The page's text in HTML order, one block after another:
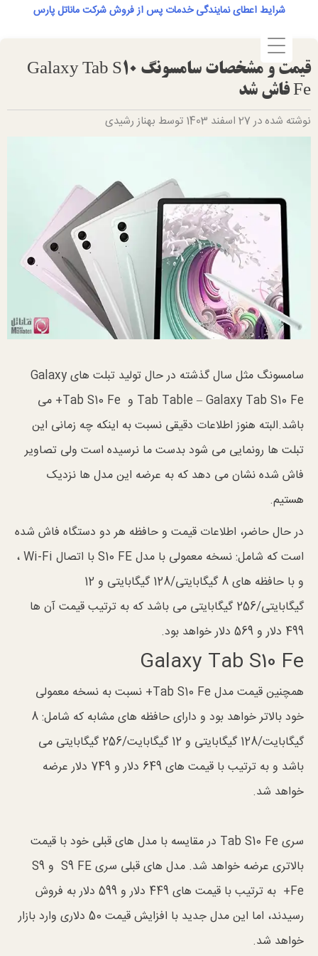
content
شرایط اعطای نمایندگی خدمات پس از فروش شرکت ماناتل پارس
قیمت و مشخصات سامسونگ Galaxy Tab S10
Fe فاش شد
نوشته شده در 27 اسفند 1403 توسط بهناز رشیدی
سامسونگ مثل سال گذشته در حال تولید تبلت های Galaxy
Tab Table – Galaxy Tab S10 Fe و Tab S10 Fe+ می
باشد.البته هنوز اطلاعات دقیقی نسبت به اینکه چه زمانی این
تبلت ها رونمایی می شود بدست ما نرسیده است ولی تصاویر
فاش شده نشان می دهد که به عرضه این مدل ها نزدیک
هستیم.
در حال حاضر، اطلاعات قیمت و حافظه هر دو دستگاه فاش شده
است که شامل: نسخه معمولی با مدل S10 FE با اتصال Wi-Fi ،
و با حافظه های 8 گیگابایتی/128 گیگابایتی و 12
گیگابایتی/256 گیگابایتی می باشد که به ترتیب قیمت آن ها
499 دلار و 569 دلار خواهد بود.
Galaxy Tab S10 Fe
همچنین قیمت مدل Tab S10 Fe+ نسبت به نسخه معمولی
خود بالاتر خواهد بود و دارای حافظه های مشابه که شامل: 8
گیگابایت/128 گیگابایتی و 12 گیگابایت/256 گیگابایتی می
باشد و به ترتیب با قیمت های 649 دلار و 749 دلار عرضه
خواهد شد.
سری Tab S10 Fe در مقایسه با مدل های قبلی خود با قیمت
بالاتری عرضه خواهد شد. مدل های قبلی سری S9 FE و S9
Fe+ به ترتیب با قیمت های 449 دلار و 599 دلار به فروش
رسیدند، اما این مدل جدید با افزایش قیمت 50 دلاری وارد بازار
خواهد شد.